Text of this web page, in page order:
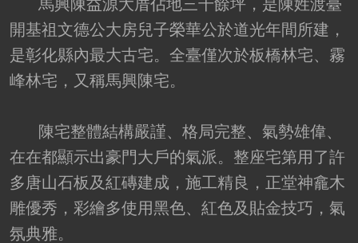
馬興陳益源大厝佔地三千餘坪，是陳姓渡臺
開基祖文德公大房兒子榮華公於道光年間所建，
是彰化縣內最大古宅。全臺僅次於板橋林宅、霧
峰林宅，又稱馬興陳宅。
陳宅整體結構嚴謹、格局完整、氣勢雄偉、
在在都顯示出豪門大戶的氣派。整座宅第用了許
多唐山石板及紅磚建成，施工精良，正堂神龕木
雕優秀，彩繪多使用黑色、紅色及貼金技巧，氣
氛典雅。